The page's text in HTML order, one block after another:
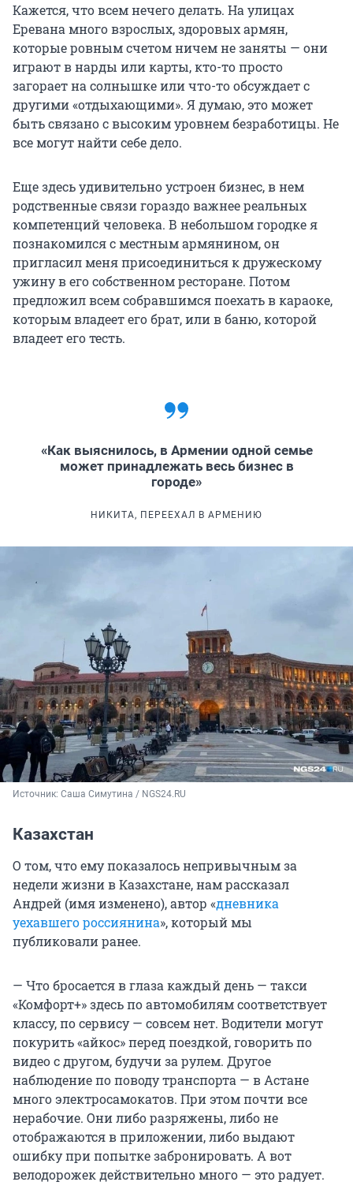
Кажется, что всем нечего делать. На улицах
Еревана много взрослых, здоровых армян,
которые ровным счетом ничем не заняты — они
играют в нарды или карты, кто-то просто
загорает на солнышке или что-то обсуждает с
другими «отдыхающими». Я думаю, это может
быть связано с высоким уровнем безработицы. Не
все могут найти себе дело.
Еще здесь удивительно устроен бизнес, в нем
родственные связи гораздо важнее реальных
компетенций человека. В небольшом городке я
познакомился с местным армянином, он
пригласил меня присоединиться к дружескому
ужину в его собственном ресторане. Потом
предложил всем собравшимся поехать в караоке,
которым владеет его брат, или в баню, которой
владеет его тесть.
«Как выяснилось, в Армении одной семье
может принадлежать весь бизнес в
городе»
НИКИТА, ПЕРЕЕХАЛ В АРМЕНИЮ
Источник: Саша Симутина / NGS24.RU
Казахстан
О том, что ему показалось непривычным за
недели жизни в Казахстане, нам рассказал
Андрей (имя изменено), автор «дневника
уехавшего россиянина», который мы
публиковали ранее.
— Что бросается в глаза каждый день — такси
«Комфорт+» здесь по автомобилям соответствует
классу, по сервису — совсем нет. Водители могут
покурить «айкос» перед поездкой, говорить по
видео с другом, будучи за рулем. Другое
наблюдение по поводу транспорта — в Астане
много электросамокатов. При этом почти все
нерабочие. Они либо разряжены, либо не
отображаются в приложении, либо выдают
ошибку при попытке забронировать. А вот
велодорожек действительно много — это радует.